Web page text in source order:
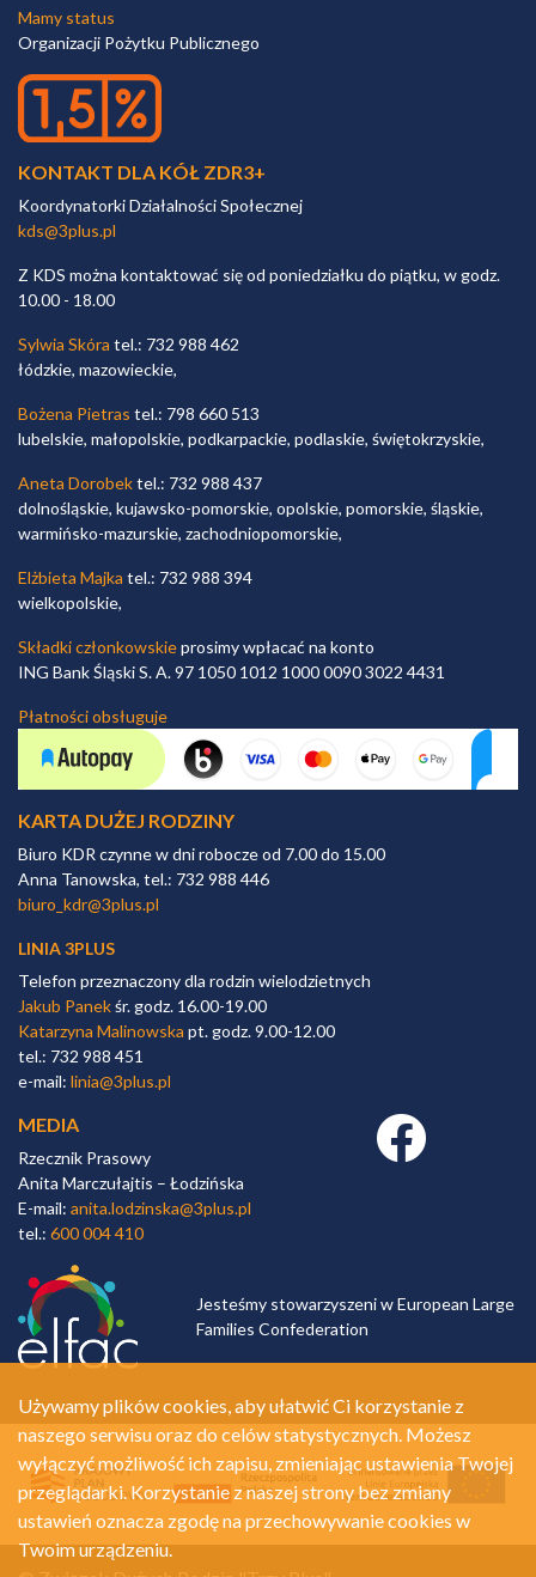
Mamy status
Organizacji Pożytku Publicznego
KONTAKT DLA KÓŁ ZDR3+
Koordynatorki Działalności Społecznej
kds@3plus.pl
Z KDS można kontaktować się od poniedziałku do piątku, w godz.
10.00 - 18.00
Sylwia Skóra tel.: 732 988 462
łódzkie, mazowieckie,
Bożena Pietras tel.: 798 660 513
lubelskie, małopolskie, podkarpackie, podlaskie, świętokrzyskie,
Aneta Dorobektel.: 732 988 437
dolnośląskie, kujawsko-pomorskie, opolskie, pomorskie, śląskie,
warmińsko-mazurskie, zachodniopomorskie,
Elżbieta Majka tel.: 732 988 394
wielkopolskie,
Składki członkowskieprosimy wpłacać na konto
ING Bank Śląski S. A. 97 1050 1012 1000 0090 3022 4431
Płatności obsługuje
KARTA DUŻEJ RODZINY
Biuro KDR czynne w dni robocze od 7.00 do 15.00
Anna Tanowska, tel.: 732 988 446
biuro_kdr@3plus.pl
LINIA 3PLUS
Telefon przeznaczony dla rodzin wielodzietnych
Jakub Panekśr. godz. 16.00-19.00
Katarzyna Malinowska pt. godz. 9.00-12.00
tel.: 732 988 451
e-mail: linia@3plus.pl
MEDIA
Rzecznik Prasowy
Anita Marczułajtis – Łodzińska
E-mail: anita.lodzinska@3plus.pl
tel.: 600 004 410
Facebook link
Jesteśmy stowarzyszeni w European Large
Families Confederation
Używamy plików cookies, aby ułatwić Ci korzystanie z
naszego serwisu oraz do celów statystycznych. Możesz
wyłączyć możliwość ich zapisu, zmieniając ustawienia Twojej
przeglądarki. Korzystanie z naszej strony bez zmiany
ustawień oznacza zgodę na przechowywanie cookies w
Twoim urządzeniu.